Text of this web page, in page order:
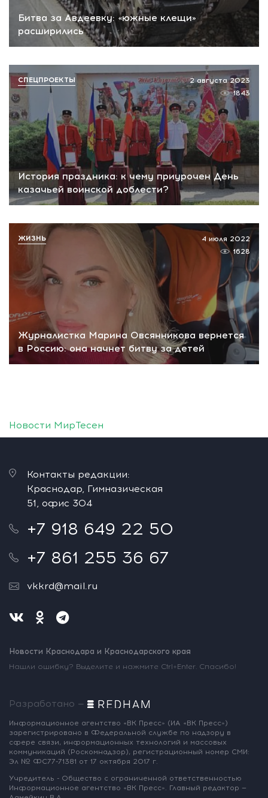
Битва за Авдеевку: «южные клещи»
расширились
История праздника: к чему приурочен День
казачьей воинской доблести?
2 августа 2023
1843
СПЕЦПРОЕКТЫ
Журналистка Марина Овсянникова вернется
в Россию: она начнет битву за детей
4 июля 2022
1628
ЖИЗНЬ
Новости МирТесен
Контакты редакции:
Краснодар, Гимназическая
51, офис 304
+7 918 649 22 50
+7 861 255 36 67
vkkrd@mail.ru
Новости Краснодара и Краснодарского края
Нашли ошибку? Выделите и нажмите Ctrl+Enter. Спасибо!
Разработано —
Информационное агентство «ВК Пресс» (ИА «ВК Пресс»)
зарегистрировано в Федеральной службе по надзору в
сфере связи, информационных технологий и массовых
коммуникаций (Роскомнадзор), регистрационный номер СМИ:
Эл № ФС77-71381 от 17 октября 2017 г.
Учредитель - Общество с ограниченной ответственностью
Информационное агентство «ВК Пресс».
Главный редактор —